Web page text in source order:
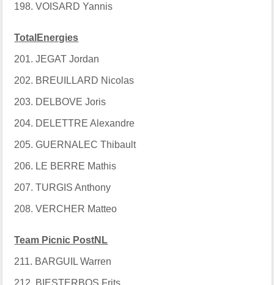
198. VOISARD Yannis
TotalEnergies
201. JEGAT Jordan
202. BREUILLARD Nicolas
203. DELBOVE Joris
204. DELETTRE Alexandre
205. GUERNALEC Thibault
206. LE BERRE Mathis
207. TURGIS Anthony
208. VERCHER Matteo
Team Picnic PostNL
211. BARGUIL Warren
212. BIESTERBOS Frits